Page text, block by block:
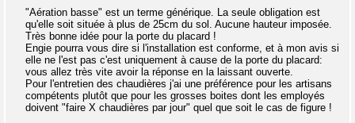
"Aération basse" est un terme générique. La seule obligation est
qu'elle soit située à plus de 25cm du sol. Aucune hauteur imposée.
Très bonne idée pour la porte du placard !
Engie pourra vous dire si l'installation est conforme, et à mon avis si
elle ne l'est pas c'est uniquement à cause de la porte du placard:
vous allez très vite avoir la réponse en la laissant ouverte.
Pour l'entretien des chaudières j'ai une préférence pour les artisans
compétents plutôt que pour les grosses boites dont les employés
doivent "faire X chaudières par jour" quel que soit le cas de figure !